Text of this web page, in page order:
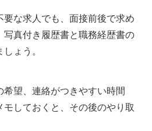
要な求人でも、面接前後で求め
写真付き履歴書と職務経歴書の
ょう。
望、連絡がつきやすい時間
しておくと、その後のやり取